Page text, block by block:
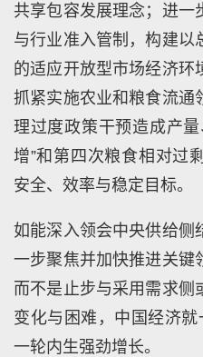
共享包容发展理念；进一
与行业准入管制，构建以
的适应开放型市场经济环
抓紧实施农业和粮食流通
理过度政策干预造成产
增”和第四次粮食相对过
安全、效率与稳定目标。
如能深入领会中央供给侧
一步聚焦并加快推进关键
而不是止步与采用需求侧
变化与困难，中国经济
一轮内生强劲增长。